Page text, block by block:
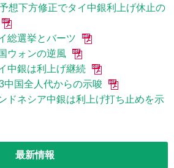
想下方修正でタイ中銀利上げ休止の
総選挙とバーツ
ウォンの逆風
中銀は利上げ継続
中国全人代からの示唆
ドネシア中銀は利上げ打ち止めを示
最新情報